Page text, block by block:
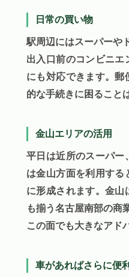
日常の買い物
駅周辺にはスーパーや
出入口前のコンビニエ
にも対応できます。郵
的な手続きに困ること
金山エリアの活用
平日は近所のスーパー
は金山方面を利用する
に形成されます。金山
も揃う名古屋南部の商
この面でも大きなアド
車があればさらに便利